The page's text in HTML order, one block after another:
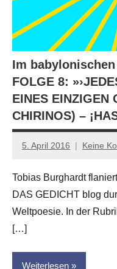
Im
FOLGE 8:
EINES EINZIGEN
CHIRINOS) –
5. April 2016
Anton
Leitner
Keine
Tobias Burghardt
DAS GEDICHT blog
Weltpoesie. In der
[…]
Weiterlesen